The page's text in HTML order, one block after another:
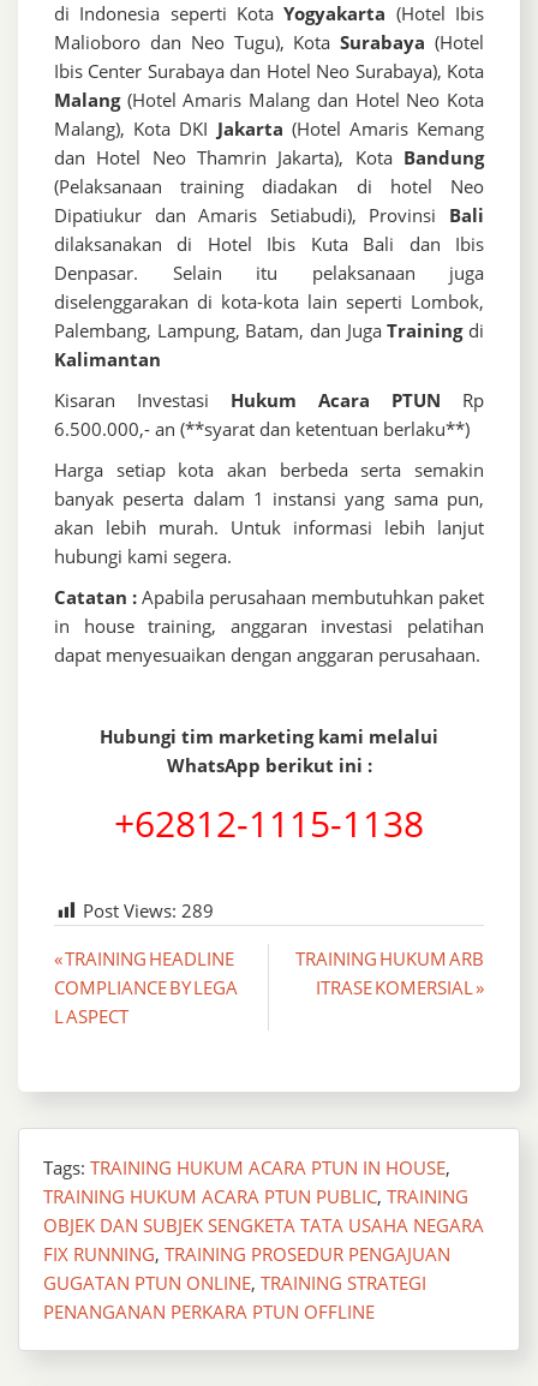
di Indonesia seperti KotaYogyakarta (Hotel Ibis
Malioboro dan Neo Tugu), KotaSurabaya (Hotel
Ibis Center Surabaya dan Hotel Neo Surabaya), Kota
Malang(Hotel Amaris Malang dan Hotel Neo Kota
Malang), Kota DKI Jakarta (Hotel Amaris Kemang
dan Hotel Neo Thamrin Jakarta), Kota Bandung
(Pelaksanaan training diadakan di hotel Neo
Dipatiukur dan Amaris Setiabudi), Provinsi Bali
dilaksanakan di Hotel Ibis Kuta Bali dan Ibis
Denpasar. Selain itu pelaksanaan juga
diselenggarakan di kota-kota lain seperti Lombok,
Palembang, Lampung, Batam, dan JugaTrainingdi
Kalimantan
Kisaran Investasi Hukum Acara PTUN
Rp
6.500.000,- an (**syarat dan ketentuan berlaku**)
Harga setiap kota akan berbeda serta semakin
banyak peserta dalam 1 instansi yang sama pun,
akan lebih murah. Untuk informasi lebih lanjut
hubungi kami segera.
Catatan : Apabila perusahaan membutuhkan paket
in house training, anggaran investasi pelatihan
dapat menyesuaikan dengan anggaran perusahaan.
Hubungi tim marketing kami melalui
WhatsApp berikut ini :
+62812-1115-1138
Post Views: 289
Post
navigation
« TRAINING HEADLINE
COMPLIANCE BY LEGA
L ASPECT
TRAINING HUKUM ARB
ITRASE KOMERSIAL »
Tags: TRAINING HUKUM ACARA PTUN IN HOUSE,
TRAINING HUKUM ACARA PTUN PUBLIC, TRAINING
OBJEK DAN SUBJEK SENGKETA TATA USAHA NEGARA
FIX RUNNING, TRAINING PROSEDUR PENGAJUAN
GUGATAN PTUN ONLINE, TRAINING STRATEGI
PENANGANAN PERKARA PTUN OFFLINE